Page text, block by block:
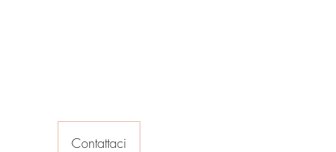
Contattaci